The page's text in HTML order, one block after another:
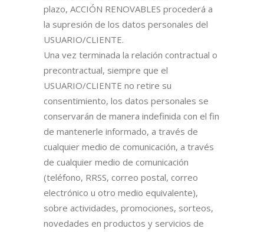
plazo, ACCIÓN RENOVABLES procederá a
la supresión de los datos personales del
USUARIO/CLIENTE.
Una vez terminada la relación contractual o
precontractual, siempre que el
USUARIO/CLIENTE no retire su
consentimiento, los datos personales se
conservarán de manera indefinida con el fin
de mantenerle informado, a través de
cualquier medio de comunicación, a través
de cualquier medio de comunicación
(teléfono, RRSS, correo postal, correo
electrónico u otro medio equivalente),
sobre actividades, promociones, sorteos,
novedades en productos y servicios de